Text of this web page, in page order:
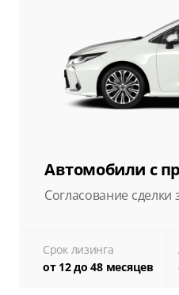
Автомобили с
Согласование сделки
Срок лизинга
от 12 до 48 месяцев